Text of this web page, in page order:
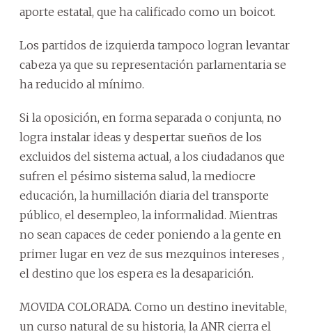
aporte estatal, que ha calificado como un boicot.
Los partidos de izquierda tampoco logran levantar
cabeza ya que su representación parlamentaria se
ha reducido al mínimo.
Si la oposición, en forma separada o conjunta, no
logra instalar ideas y despertar sueños de los
excluidos del sistema actual, a los ciudadanos que
sufren el pésimo sistema salud, la mediocre
educación, la humillación diaria del transporte
público, el desempleo, la informalidad. Mientras
no sean capaces de ceder poniendo a la gente en
primer lugar en vez de sus mezquinos intereses ,
el destino que los espera es la desaparición.
MOVIDA COLORADA. Como un destino inevitable,
un curso natural de su historia, la ANR cierra el